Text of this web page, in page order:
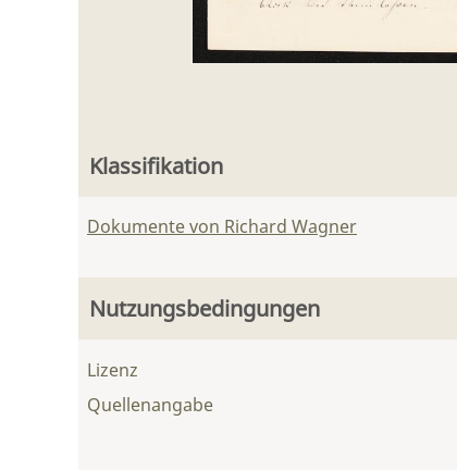
Klassifikation
Dokumente von Richard Wagner
Nutzungsbedingungen
Lizenz
Quellenangabe